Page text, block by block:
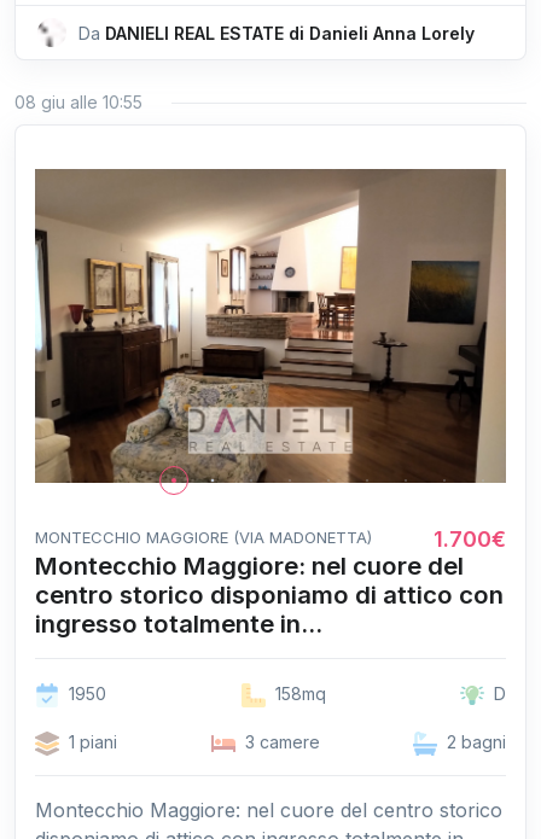
Da DANIELI REAL ESTATE di Danieli Anna Lorely
08 giu alle 10:55
MONTECCHIO MAGGIORE (VIA MADONETTA) 1.700€
Montecchio Maggiore: nel cuore del
centro storico disponiamo di attico con
ingresso totalmente in...
1950 158mq D
1 piani 3 camere 2 bagni
Montecchio Maggiore: nel cuore del centro storico